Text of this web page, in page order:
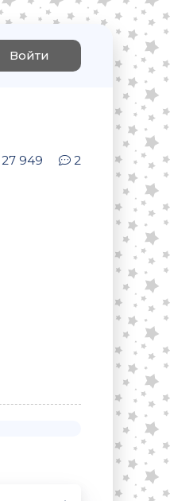
Войти
27 949 2